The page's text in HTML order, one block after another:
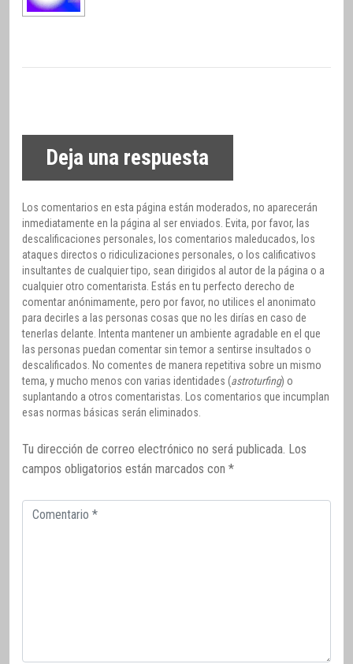
Deja una respuesta
Los comentarios en esta página están moderados, no aparecerán
inmediatamente en la página al ser enviados. Evita, por favor, las
descalificaciones personales, los comentarios maleducados, los
ataques directos o ridiculizaciones personales, o los calificativos
insultantes de cualquier tipo, sean dirigidos al autor de la página o a
cualquier otro comentarista. Estás en tu perfecto derecho de
comentar anónimamente, pero por favor, no utilices el anonimato
para decirles a las personas cosas que no les dirías en caso de
tenerlas delante. Intenta mantener un ambiente agradable en el que
las personas puedan comentar sin temor a sentirse insultados o
descalificados. No comentes de manera repetitiva sobre un mismo
tema, y mucho menos con varias identidades (astroturfing) o
suplantando a otros comentaristas. Los comentarios que incumplan
esas normas básicas serán eliminados.
Tu dirección de correo electrónico no será publicada. Los
campos obligatorios están marcados con *
Comentario